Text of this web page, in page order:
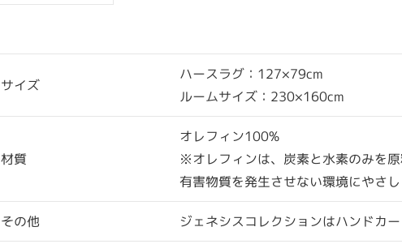
サイズ
ハースラグ：127×79cm
ルームサイズ：230×160cm
材質
オレフィン100%
※オレフィンは、炭素と水素のみを
有害物質を発生させない環境にやさ
その他 ジェネシスコレクションはハンドカ